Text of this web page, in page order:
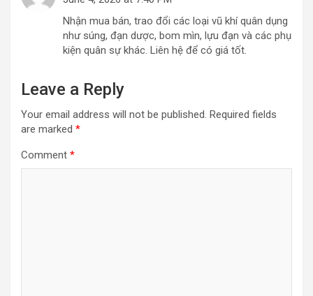
Nhận mua bán, trao đổi các loại vũ khí quân dụng
như súng, đạn dược, bom mìn, lựu đạn và các phụ
kiện quân sự khác. Liên hệ để có giá tốt.
Leave a Reply
Your email address will not be published. Required fields
are marked *
Comment *